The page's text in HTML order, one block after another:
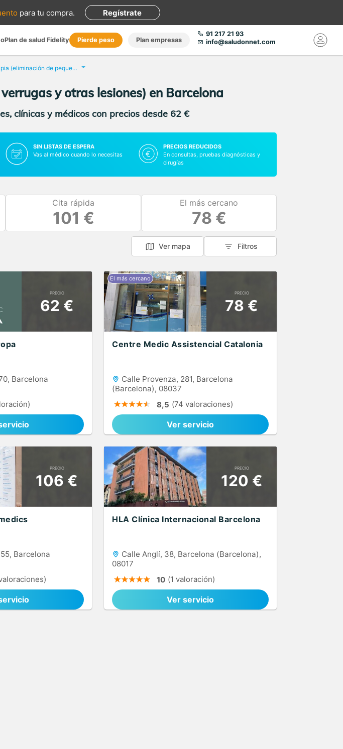
para tu compra. Regístrate
Plan de salud Fidelity Pierde peso Plan empresas
91 217 21 93
info@saludonnet.com
Crioterapia (eliminación de pequeñas verrugas y otras lesiones)
y otras lesiones) en Barcelona
clínicas y médicos con precios desde 62 €
SIN LISTAS DE ESPERA
Vas al médico cuando lo necesitas
PRECIOS REDUCIDOS
En consultas, pruebas diagnósticas y
cirugías
Cita rápida
101 €
El más cercano
78 €
Ver mapa Filtros
PRECIO
62 €
Barcelona
PRECIO
78 €
Centre Medic Assistencial Catalonia
Calle Provenza, 281, Barcelona
(Barcelona), 08037
8,5 (74 valoraciones)
Ver servicio
PRECIO
106 €
Barcelona
PRECIO
120 €
HLA Clínica Internacional Barcelona
Calle Anglí, 38, Barcelona (Barcelona),
08017
10 (1 valoración)
Ver servicio